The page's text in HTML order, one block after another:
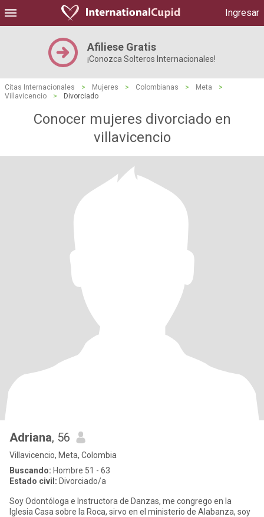
Ingresar
Afiliese Gratis
¡Conozca Solteros Internacionales!
Citas Internacionales > Mujeres > Colombianas > Meta
>
Villavicencio
> Divorciado
Conocer mujeres divorciado en
villavicencio
Adriana, 56
Villavicencio, Meta, Colombia
Buscando: Hombre 51 - 63
Estado civil: Divorciado/a
Soy Odontóloga e Instructora de Danzas, me congrego en la
Iglesia Casa sobre la Roca, sirvo en el ministerio de Alabanza, soy